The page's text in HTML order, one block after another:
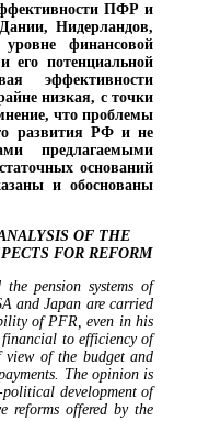
ПФР и
Нидерландов,
финансовой
его потенциальной
эффективности
низкая, с точки
что проблемы
развития РФ и не
предлагаемыми
оснований
и обоснованы
OF THE
FOR REFORM
pension systems of
and Japan are carried
of PFR, even in his
to efficiency of
view of the budget and
The opinion is
political development of
reforms offered by the